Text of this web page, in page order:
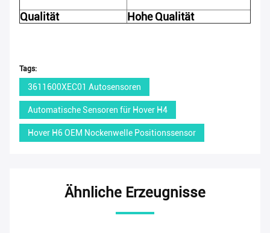
Qualität
Hohe Qualität
Tags:
3611600XEC01 Autosensoren
Automatische Sensoren für Hover H4
Hover H6 OEM Nockenwelle Positionssensor
Ähnliche Erzeugnisse